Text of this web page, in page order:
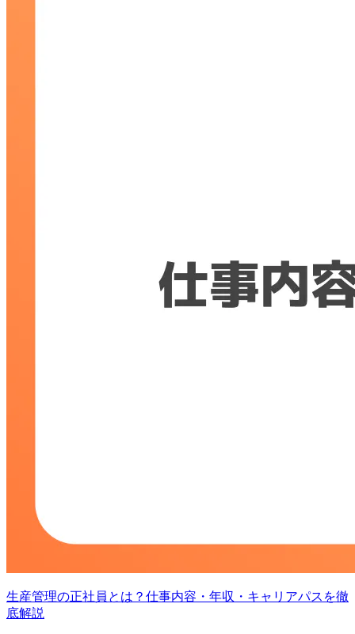
生産管理の正社員とは？仕事内容・年収・キャリアパスを徹
底解説